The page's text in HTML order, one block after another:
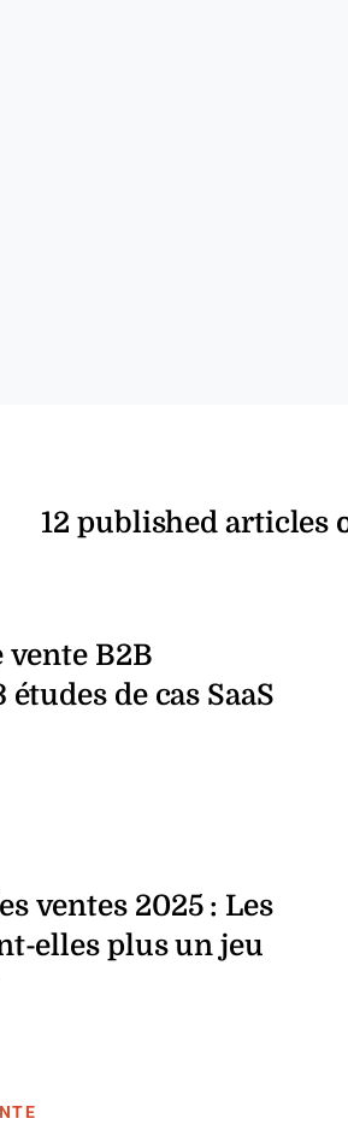
12 published articles
vente B2B
de cas SaaS
ventes 2025 : Les
elles plus un jeu